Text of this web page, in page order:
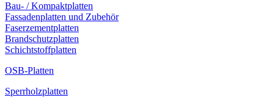
Bau- / Kompaktplatten
Fassadenplatten und Zubehör
Faserzementplatten
Brandschutzplatten
Schichtstoffplatten
OSB-Platten
Sperrholzplatten